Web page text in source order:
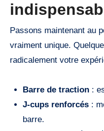
Passons maintenant au
vraiment unique.
radicalement votre
Barre de traction:
J-cups renforcés:
barre.